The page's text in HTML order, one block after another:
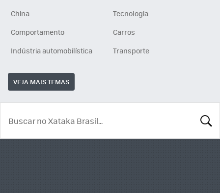
China
Tecnologia
Comportamento
Carros
Indústria automobilística
Transporte
VEJA MAIS TEMAS